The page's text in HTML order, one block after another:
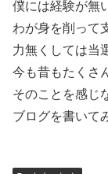
僕には経験が無
わが身を削って
力無くしては当
今も昔もたくさ
そのことを感じ
ブログを書いて